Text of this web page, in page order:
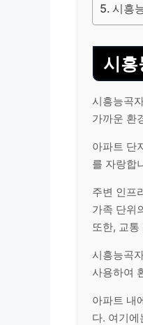
시흥
시흥
시흥능곡
가까운 환
아파트 단
를 자랑합
주변 인프
가족 단위
또한, 교
시흥능곡
사용하여
아파트 내
다. 여기